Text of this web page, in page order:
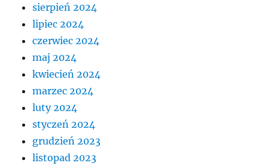
sierpień 2024
lipiec 2024
czerwiec 2024
maj 2024
kwiecień 2024
marzec 2024
luty 2024
styczeń 2024
grudzień 2023
listopad 2023